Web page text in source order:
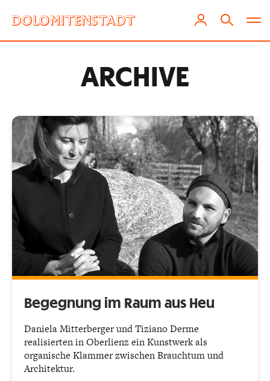
ARCHIVE
Begegnung im Raum aus Heu
Daniela Mitterberger und Tiziano Derme
realisierten in Oberlienz ein Kunstwerk als
organische Klammer zwischen Brauchtum und
Architektur.